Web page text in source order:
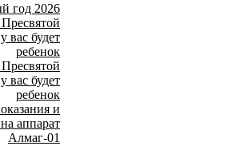
год 2026
вас будет
ребенок
вас будет
ребенок
и
аппарат
Алмаг-01